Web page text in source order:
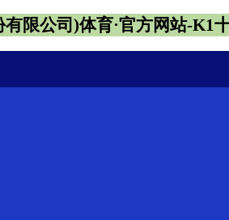
限公司)体育·官方网站-K1